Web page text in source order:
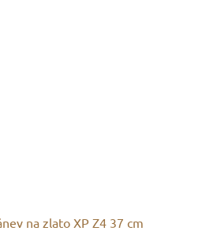
na zlato XP Z4 37 cm